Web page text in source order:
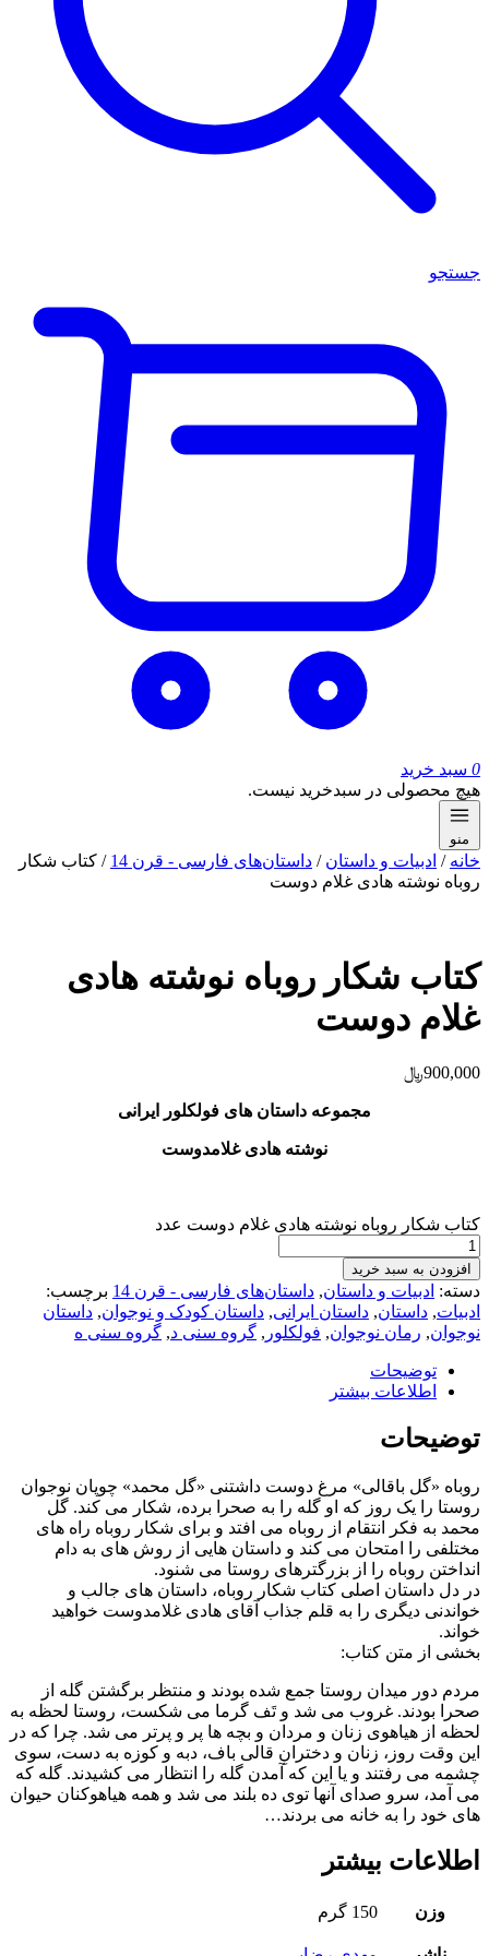
جستجو
0 سبد خرید
هیچ محصولی در سبدخرید نیست.
منو
خانه / ادبیات و داستان / داستان‌های فارسی - قرن 14
/ کتاب شکار
روباه نوشته هادی غلام دوست
کتاب شکار روباه نوشته هادی
غلام دوست
900,000﷼
مجموعه داستان های فولکلور ایرانی
نوشته هادی غلامدوست
کتاب شکار روباه نوشته هادی غلام دوست عدد
افزودن به سبد خرید
دسته: ادبیات و داستان, داستان‌های فارسی - قرن 14
برچسب:
ادبیات, داستان‌, داستان ایرانی, داستان کودک و نوجوان, داستان
نوجوان, رمان نوجوان, فولکلور , گروه سنی د, گروه سنی ه
توضیحات
اطلاعات بیشتر
توضیحات
روباه «گل باقالی» مرغ دوست داشتنی «گل محمد» چوپان نوجوان
روستا را یک روز که او گله را به صحرا برده، شکار می کند. گل
محمد به فکر انتقام از روباه می افتد و برای شکار روباه راه های
مختلفی را امتحان می کند و داستان هایی از روش های به دام
انداختن روباه را از بزرگترهای روستا می شنود.
در دل داستان اصلی کتاب شکار روباه، داستان های جالب و
خواندنی دیگری را به قلم جذاب آقای هادی غلامدوست خواهید
خواند.
بخشی از متن کتاب:
مردم دور میدان روستا جمع شده بودند و منتظر برگشتن گله از
صحرا بودند. غروب می شد و تَف گرما می شکست، روستا لحظه به
لحظه از هیاهوی زنان و مردان و بچه‌ ها پر و پرتر می شد. چرا که در
این وقت روز، زنان و دخترانِ قالی باف، دبه و کوزه به دست، سوی
چشمه می رفتند و یا این که آمدن گله را انتظار می کشیدند. گله که
می آمد، سرو صدای آنها توی ده بلند می شد و همه هیاهوکنان حیوان‌
های خود را به خانه می بردند…
اطلاعات بیشتر
وزن 150 گرم